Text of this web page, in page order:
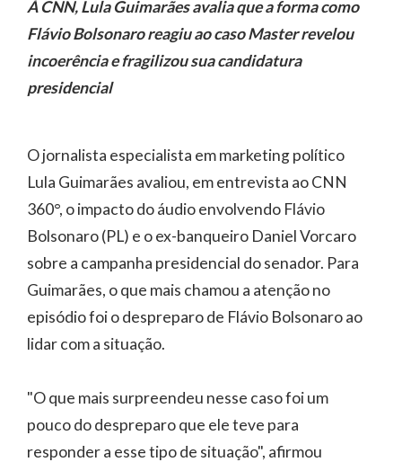
À CNN, Lula Guimarães avalia que a forma como
Flávio Bolsonaro reagiu ao caso Master revelou
incoerência e fragilizou sua candidatura
presidencial
O jornalista especialista em marketing político
Lula Guimarães avaliou, em entrevista ao CNN
360°, o impacto do áudio envolvendo Flávio
Bolsonaro (PL) e o ex-banqueiro Daniel Vorcaro
sobre a campanha presidencial do senador. Para
Guimarães, o que mais chamou a atenção no
episódio foi o despreparo de Flávio Bolsonaro ao
lidar com a situação.
"O que mais surpreendeu nesse caso foi um
pouco do despreparo que ele teve para
responder a esse tipo de situação", afirmou